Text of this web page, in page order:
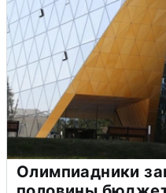
Олимпиадники